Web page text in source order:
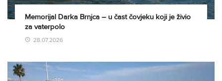
Memorijal Darka Brnjca – u čast čovjeku koji je živio
za vaterpolo
28.07.2026